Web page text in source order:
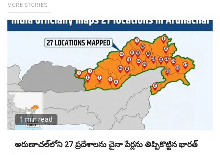
MORE STORIES
1 min read
అరుణాచల్‌లోని 27 ప్రదేశాలను చైనా పేర్లను తిప్పికొట్టిన భారత్